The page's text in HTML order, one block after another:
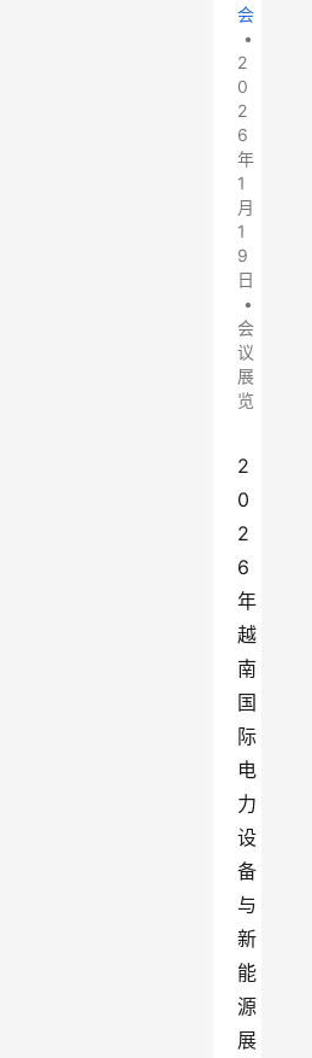
会
•
2
0
2
6
年
1
月
1
9
日
•
会
议
展
览
2
0
2
6
年
越
南
国
际
电
力
设
备
与
新
能
源
展